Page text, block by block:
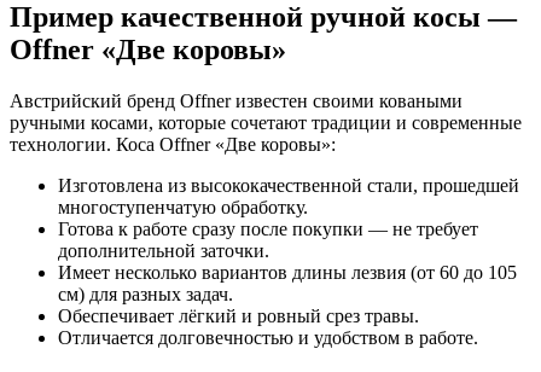
Пример качественной ручной косы —
Offner «Две коровы»
Австрийский бренд Offner известен своими коваными
ручными косами, которые сочетают традиции и современные
технологии. Коса Offner «Две коровы»:
Изготовлена из высококачественной стали, прошедшей
многоступенчатую обработку.
Готова к работе сразу после покупки — не требует
дополнительной заточки.
Имеет несколько вариантов длины лезвия (от 60 до 105
см) для разных задач.
Обеспечивает лёгкий и ровный срез травы.
Отличается долговечностью и удобством в работе.